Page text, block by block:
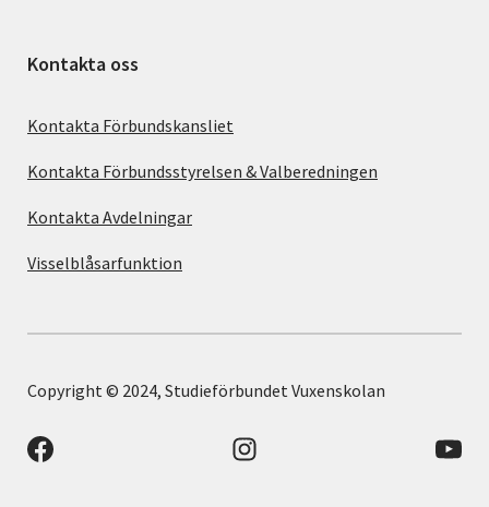
Kontakta oss
Kontakta Förbundskansliet
Kontakta Förbundsstyrelsen & Valberedningen
Kontakta Avdelningar
Visselblåsarfunktion
Copyright © 2024, Studieförbundet Vuxenskolan